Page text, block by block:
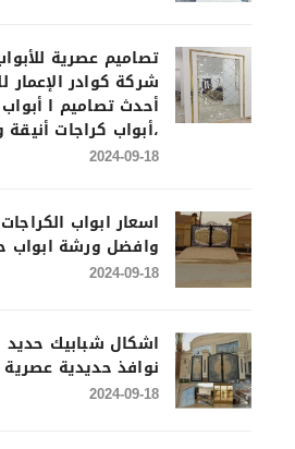
تصاميم عصرية
شركة كوادر الإعمار
أحدث تصاميم ا
،أبواب كراجات
2024-09-18
اسعار ابواب
وافضل ورشة ابواب
2024-09-18
اشكال شبابيك حديد
نوافذ حديدية عصرية
2024-09-18